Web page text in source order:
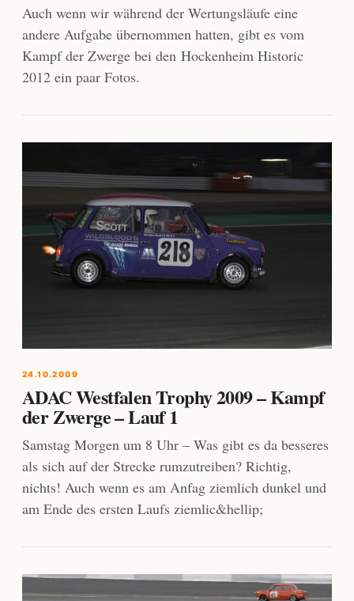
Auch wenn wir während der Wertungsläufe eine
andere Aufgabe übernommen hatten, gibt es vom
Kampf der Zwerge bei den Hockenheim Historic
2012 ein paar Fotos.
24.10.2009
ADAC Westfalen Trophy 2009 – Kampf
der Zwerge – Lauf 1
Samstag Morgen um 8 Uhr – Was gibt es da besseres
als sich auf der Strecke rumzutreiben? Richtig,
nichts! Auch wenn es am Anfag ziemlich dunkel und
am Ende des ersten Laufs ziemlic&hellip;